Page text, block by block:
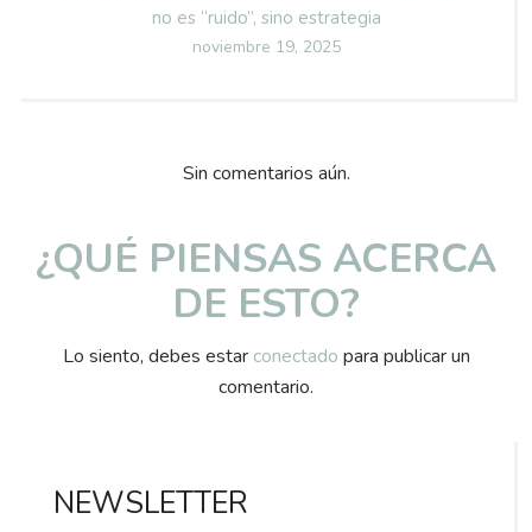
no es “ruido”, sino estrategia
Posted
noviembre 19, 2025
Sin comentarios aún.
¿QUÉ PIENSAS ACERCA
DE ESTO?
Lo siento, debes estar conectado para publicar un
comentario.
NEWSLETTER